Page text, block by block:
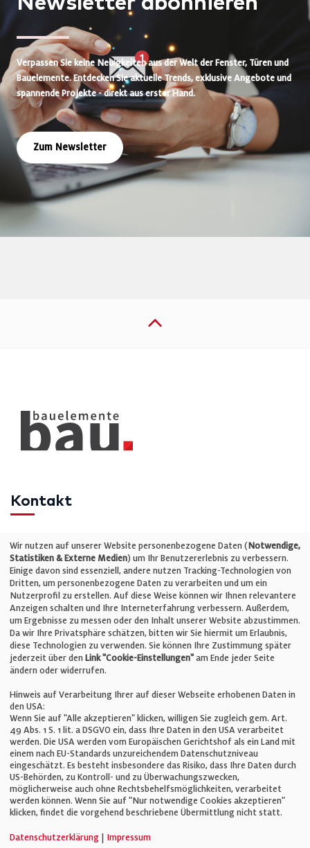
Verpassen Sie keine Neuigkeiten aus der Welt der Fenster, Türen und
Bauelemente. Entdecken Sie aktuelle Trends, exklusive Angebote und
spannende Projekte - direkt aus erster Hand.
Zum Newsletter
Kontakt
Telefon: +49 (0)711 2585563-0
E-Mail:info@bauelemente-bau.eu
Unternehmen
Impressum
Cookie-Einstellungen
AGB
© Verlag für Fachpublizistik GmbH
Wir nutzen auf unserer Website personenbezogene Daten (Notwendige,
Statistiken & Externe Medien) um Ihr Benutzererlebnis zu verbessern.
Einige davon sind essenziell, andere nutzen Tracking-Technologien von
Dritten, um personenbezogene Daten zu verarbeiten und um ein
Nutzerprofil zu erstellen. Auf diese Weise können wir Ihnen relevantere
Anzeigen schalten und Ihre Interneterfahrung verbessern. Außerdem,
um Ergebnisse zu messen oder den Inhalt unserer Website abzustimmen.
Da wir Ihre Privatsphäre schätzen, bitten wir Sie hiermit um Erlaubnis,
diese Technologien zu verwenden. Sie können Ihre Zustimmung später
jederzeit über den Link "Cookie-Einstellungen" am Ende jeder Seite
ändern oder widerrufen.
Hinweis auf Verarbeitung Ihrer auf dieser Webseite erhobenen Daten in
den USA:
Wenn Sie auf "Alle akzeptieren" klicken, willigen Sie zugleich gem. Art.
49 Abs. 1 S. 1 lit. a DSGVO ein, dass Ihre Daten in den USA verarbeitet
werden. Die USA werden vom Europäischen Gerichtshof als ein Land mit
einem nach EU-Standards unzureichendem Datenschutzniveau
eingeschätzt. Es besteht insbesondere das Risiko, dass Ihre Daten durch
US-Behörden, zu Kontroll- und zu Überwachungszwecken,
möglicherweise auch ohne Rechtsbehelfsmöglichkeiten, verarbeitet
werden können. Wenn Sie auf "Nur notwendige Cookies akzeptieren"
klicken, findet die vorgehend beschriebene Übermittlung nicht statt.
Datenschutzerklärung Impressum